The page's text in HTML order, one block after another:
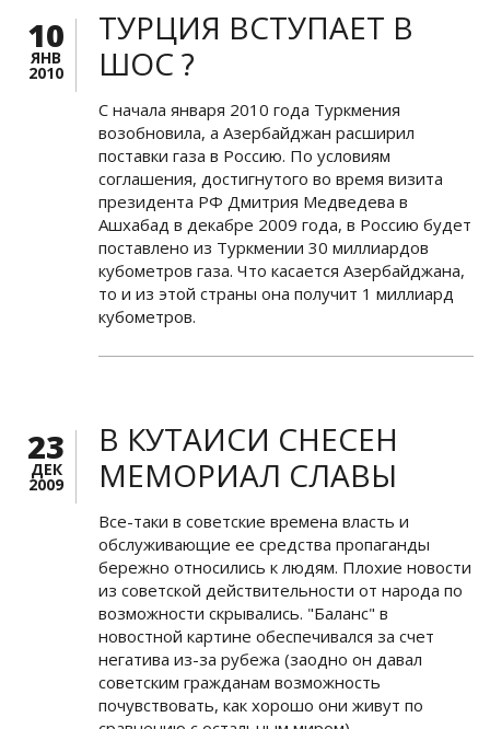
10
ЯНВ
2010
ТУРЦИЯ ВСТУПАЕТ В
ШОС ?
С начала января 2010 года Туркмения
возобновила, а Азербайджан расширил
поставки газа в Россию. По условиям
соглашения, достигнутого во время визита
президента РФ Дмитрия Медведева в
Ашхабад в декабре 2009 года, в Россию будет
поставлено из Туркмении 30 миллиардов
кубометров газа. Что касается Азербайджана,
то и из этой страны она получит 1 миллиард
кубометров.
23
ДЕК
2009
В КУТАИСИ СНЕСЕН
МЕМОРИАЛ СЛАВЫ
Все-таки в советские времена власть и
обслуживающие ее средства пропаганды
бережно относились к людям. Плохие новости
из советской действительности от народа по
возможности скрывались. "Баланс" в
новостной картине обеспечивался за счет
негатива из-за рубежа (заодно он давал
советским гражданам возможность
почувствовать, как хорошо они живут по